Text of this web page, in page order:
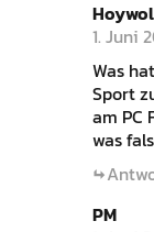
1. Juni
Was
Sport
am PC
was
PM